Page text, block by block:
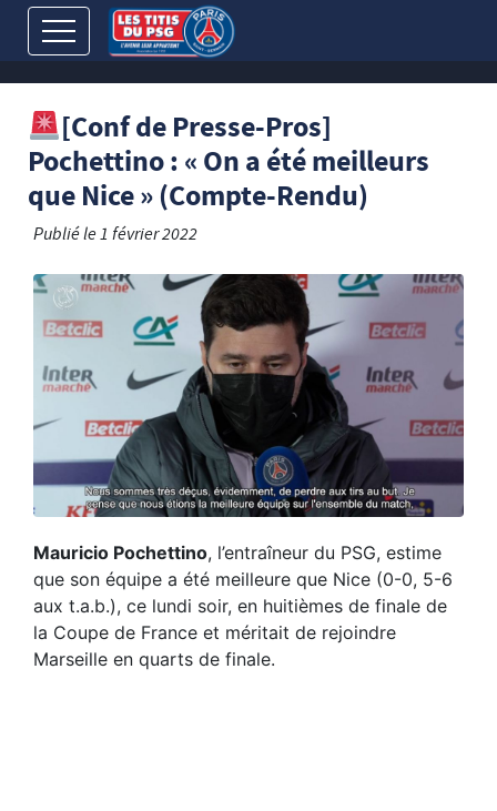
[Conf de Presse-Pros]
Pochettino : « On a été meilleurs
que Nice » (Compte-Rendu)
Publié le1 février 2022
Mauricio Pochettino, l’entraîneur du PSG, estime
que son équipe a été meilleure que Nice (0-0, 5-6
aux t.a.b.), ce lundi soir, en huitièmes de finale de
la Coupe de France et méritait de rejoindre
Marseille en quarts de finale.